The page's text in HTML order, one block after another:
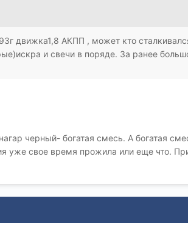
движка1,8 АКПП , может кто
и свечи в поряде. За ранее
черный- богатая смесь. А богатая
уже свое время прожила или еще что.